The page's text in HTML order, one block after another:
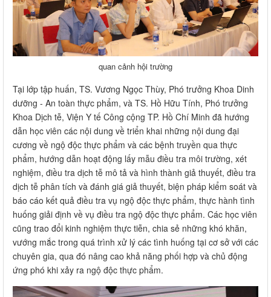
quan cảnh hội trường
Tại lớp tập huấn, TS. Vương Ngọc Thùy, Phó trưởng Khoa Dinh
dưỡng - An toàn thực phẩm, và TS. Hồ Hữu Tính, Phó trưởng
Khoa Dịch tễ, Viện Y tế Công cộng TP. Hồ Chí Minh đã hướng
dẫn học viên các nội dung về triển khai những nội dung đại
cương về ngộ độc thực phẩm và các bệnh truyền qua thực
phẩm, hướng dẫn hoạt động lấy mẫu điều tra môi trường, xét
nghiệm, điều tra dịch tễ mô tả và hình thành giả thuyết, điều tra
dịch tễ phân tích và đánh giá giả thuyết, biện pháp kiểm soát và
báo cáo kết quả điều tra vụ ngộ độc thực phẩm, thực hành tình
huống giải định về vụ điều tra ngộ độc thực phẩm. Các học viên
cũng trao đổi kinh nghiệm thực tiễn, chia sẻ những khó khăn,
vướng mắc trong quá trình xử lý các tình huống tại cơ sở với các
chuyên gia, qua đó nâng cao khả năng phối hợp và chủ động
ứng phó khi xảy ra ngộ độc thực phẩm.